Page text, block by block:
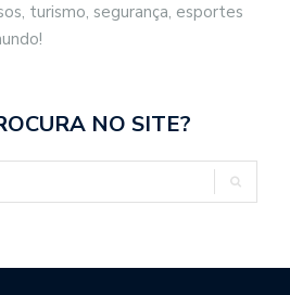
turismo, segurança, esportes
NO SITE?